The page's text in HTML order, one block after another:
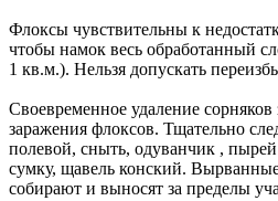
Флоксы чувствительны к
чтобы намок весь обработанный
1 кв.м.). Нельзя допускать
Своевременное удаление
заражения флоксов. Тщательно
полевой, сныть, одуванчик ,
сумку, щавель конский.
собирают и выносят за пределы